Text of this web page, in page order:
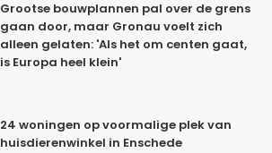
Grootse bouwplannen pal over de grens
gaan door, maar Gronau voelt zich
alleen gelaten: 'Als het om centen gaat,
is Europa heel klein'
24 woningen op voormalige plek van
huisdierenwinkel in Enschede